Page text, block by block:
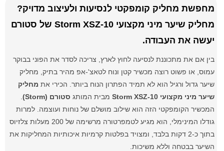
מחפשת מחליק קומפקטי לנסיעות ולעיצוב מדויק?
מחליק שיער מיני מקצועי Storm XSZ-10 של סטורם
יעשה את העבודה.
בין אם את מתכוננת לנסיעה לחוץ לארץ, צריכה לסדר את הפוני בבוקר
עמוס, או פשוט רוצה מכשיר קטן ונוח לטאצ'-אפ מהיר בתיק, מחליק
שיער גדול ורגיל הוא לא תמיד הפתרון הנוח ביותר. הכירי את מחליק
שיער מיני מקצועי Storm XSZ-10
מבית המותג סטורם (Storm)
המכשיר הקומפקטי הזה הוא שילוב מושלם של נוחות ועוצמה. למרות
גודלו המינימלי, הוא מגיע לטמפרטורה מרשימה של 200 מעלות צלזיוס
בתוך כ-2 דקות בלבד, ומצויד בפלטות קרמיות איכותיות המחליקות את
השיער בבטחה וללא משיכות.